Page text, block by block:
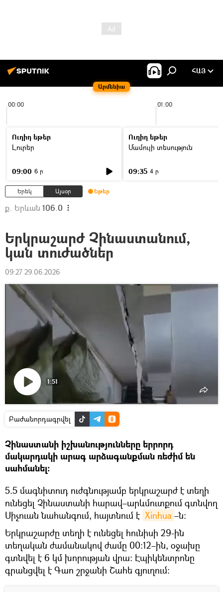
Արմենիա
ՀԱՅ
00:00 01:00
Ուղիղ եթեր
Լուրեր
09:00 6 ր
Ուղիղ եթեր
Մամուլի տեսություն
09:35 4 ր
Երեկ Այսօր Եթեր
ք. Երևան 106.0
Երկրաշարժ Չինաստանում,
կան տուժածներ
09:27 29.06.2026
Դիտել
1:51
Բաժանորդագրվել
Չինաստանի իշխանությունները երրորդ
մակարդակի արագ արձագանքման ռեժիմ են
սահմանել։
5.5 մագնիտուդ ուժգնությամբ երկրաշարժ է տեղի
ունեցել Չինաստանի հարավ–արևմուտքում գտնվող
Սիչուան նահանգում, հայտնում է Xinhua –ն։
Երկրաշարժը տեղի է ունեցել հունիսի 29-ին
տեղական ժամանակով ժամը 00:12–ին, օջախը
գտնվել է 6 կմ խորության վրա։ Էպիկենտրոնը
գրանցվել է Գաո շրջանի Շահե գյուղում։